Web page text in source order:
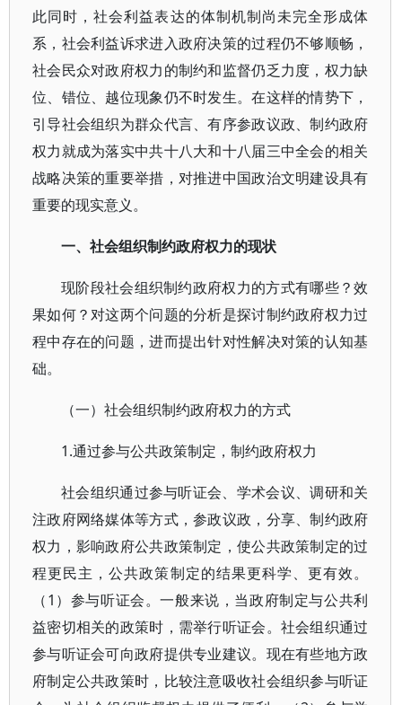
此同时，社会利益表达的体制机制尚未完全形成体
系，社会利益诉求进入政府决策的过程仍不够顺畅，
社会民众对政府权力的制约和监督仍乏力度，权力缺
位、错位、越位现象仍不时发生。在这样的情势下，
引导社会组织为群众代言、有序参政议政、制约政府
权力就成为落实中共十八大和十八届三中全会的相关
战略决策的重要举措，对推进中国政治文明建设具有
重要的现实意义。
一、社会组织制约政府权力的现状
现阶段社会组织制约政府权力的方式有哪些？效
果如何？对这两个问题的分析是探讨制约政府权力过
程中存在的问题，进而提出针对性解决对策的认知基
础。
（一）社会组织制约政府权力的方式
1.通过参与公共政策制定，制约政府权力
社会组织通过参与听证会、学术会议、调研和关
注政府网络媒体等方式，参政议政，分享、制约政府
权力，影响政府公共政策制定，使公共政策制定的过
程更民主，公共政策制定的结果更科学、更有效。
（1）参与听证会。一般来说，当政府制定与公共利
益密切相关的政策时，需举行听证会。社会组织通过
参与听证会可向政府提供专业建议。现在有些地方政
府制定公共政策时，比较注意吸收社会组织参与听证